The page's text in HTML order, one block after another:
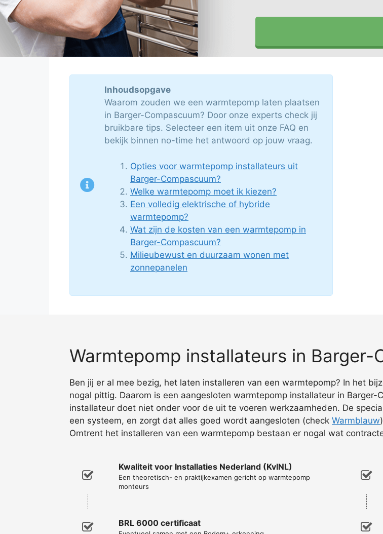
Inhoudsopgave
Waarom zouden we een warmtepomp laten plaatsen
in Barger-Compascuum? Door onze experts check jij
bruikbare tips. Selecteer een item uit onze FAQ en
bekijk binnen no-time het antwoord op jouw vraag.
Opties voor warmtepomp installateurs uit
Barger-Compascuum?
Welke warmtepomp moet ik kiezen?
Een volledig elektrische of hybride
warmtepomp?
Wat zijn de kosten van een warmtepomp in
Barger-Compascuum?
Milieubewust en duurzaam wonen met
zonnepanelen
Warmtepomp installateurs in Barger-
Ben jij er al mee bezig, het laten installeren van een warmtepomp? In het
nogal pittig. Daarom is een aangesloten warmtepomp installateur in
installateur doet niet onder voor de uit te voeren werkzaamheden. De
een systeem, en zorgt dat alles goed wordt aangesloten (check Warmblauw
Omtrent het installeren van een warmtepomp bestaan er nogal wat
Kwaliteit voor Installaties Nederland (KvINL)
Een theoretisch- en praktijkexamen gericht op warmtepomp
monteurs
BRL 6000 certificaat